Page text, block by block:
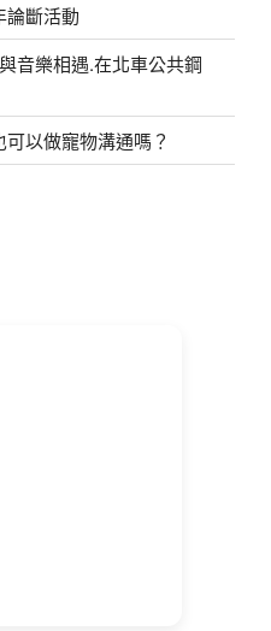
論斷活動
音樂相遇.在北車公共鋼
以做寵物溝通嗎？